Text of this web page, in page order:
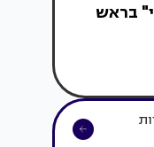
פרטי" בראש